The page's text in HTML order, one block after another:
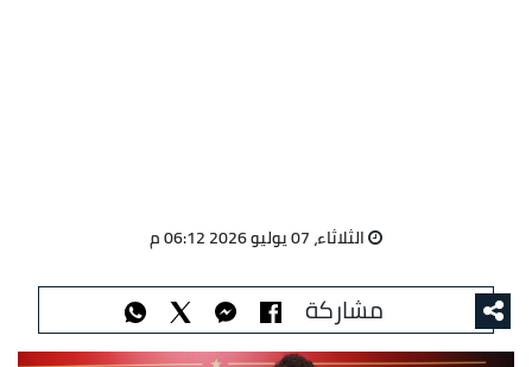
الثلاثاء، 07 يوليو 2026 06:12 م
مشاركة